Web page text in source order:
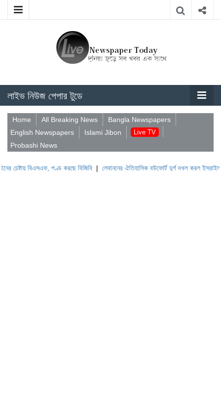
লাইভ নিউজ পেপার টুডে
Home All Breaking News
Bangla Newspapers
English Newspapers
Islami Jibon Live TV
Probashi News
বিএসএফ, পণ্ড করছে বিজিবি| লেবাননের ঐতিহাসিক বউফোর্ট দুর্গ দখল করল ইসরাইল|সুদানে